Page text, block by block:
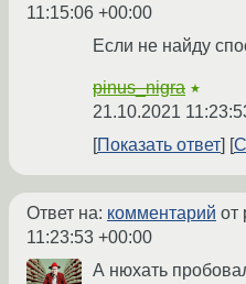
11:15:06 +00:00
Если не найду
pinus_nigra ★
21.10.2021
Показать ответ
Ответ на: комментарий от
11:23:53 +00:00
А нюхать